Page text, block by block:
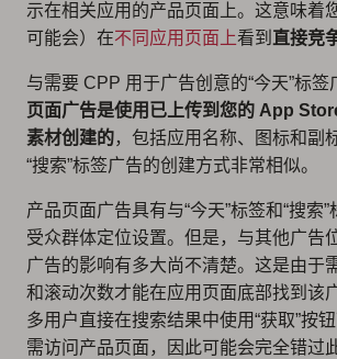
示在相关应用的产品页面上。这意味着
可能会）在不同应用页面上看到 直接竞
与需要 CPP 用于广告创意的“今天”标签
页面广告是使用已上传到您的 App
素材创建的，包括应用名称、图标和副
“搜索”标签广告的创建方式非常相似。
产品页面广告具有与“今天”标签和“搜索
受众群体定位设置。但是，与其他广告
广告的影响有多大尚不清楚。这是由于
和滚动次数才能在应用页面底部找到该
多用户直接在搜索结果中使用“获取”按
需访问产品页面，因此可能会完全错过